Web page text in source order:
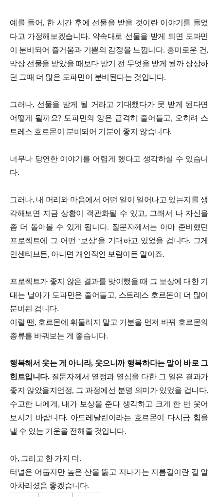
예를 들어, 한 시간 후에 선물을 받을 것이란 이야기를 들었
다고 가정해보겠습니다. 약속대로 선물을 받게 되면 도파민
이 분비되어 즐거움과 기쁨의 감정을 느낍니다. 흥미로운 건,
막상 선물을 받았을 때보다 받기 전 무엇을 받게 될까 상상하
던 그때 더 많은 도파민이 분비된다는 것입니다.
그러나, 선물을 받게 될 거라고 기대했다가 못 받게 된다면
어떻게 될까요? 도파민의 양은 급격히 줄어들고, 오히려 스
트레스 호르몬이 분비되어 기분이 좋지 않습니다.
너무나 당연한 이야기를 어렵게 했다고 생각하실 수 있습니
다.
그러나, 내 머리와 마음에서 어떤 일이 일어나고 있는지를 생
각해보면 지금 상황이 객관화될 수 있고, 그래서 나 자신을
좀 더 돌아볼 수 있게 됩니다. 질문자께서는 아마 준비했던
프로젝트에 그 어떤 ‘보상’을 기대하고 있었을 겁니다. 그게
인센티브든, 아니면 개인적인 보람이든 말이죠.
프로젝트가 좋지 않은 결과를 맞이했을 때 그 보상에 대한 기
대는 날아가 도파민은 줄어들고, 스트레스 호르몬이 더 많이
분비된 겁니다.
이럴 땐, 호르몬에 휘둘리지 말고 기분을 먼저 바꿔 호르몬의
종류를 바꿔보는 게 좋습니다.
행복해서 웃는 게 아니라, 웃으니까 행복하다는 말이 바로 그
힌 트입니다.질문자께서 열정과 열심을 다한 그 일은 결과가
좋지 않았을지언정, 그 과정에선 분명 의미가 있었을 겁니다.
수고한 나에게, 내가 보상을 준다 생각하고 크게 한 번 웃어
보시기 바랍니다. 아드레날린이라는 호르몬이 다시금 힘을
낼 수 있는 기운을 전해줄 것입니다.
아, 그리고 한 가지 더.
터널은 어둡지만 높은 산을 뚫고 지나가는 지름길이란 걸 알
아차리셨음 좋겠습니다.